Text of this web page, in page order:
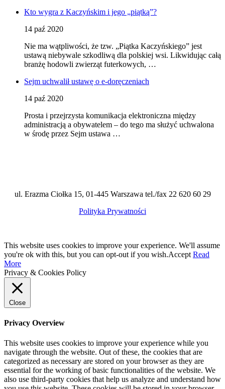
Kto wygra z Kaczyńskim i jego „piątką”?
14 paź 2020
Nie ma wątpliwości, że tzw. „Piątka Kaczyńskiego” jest
ustawą niebywale szkodliwą dla polskiej wsi. Likwidując całą
branżę hodowli zwierząt futerkowych, …
Sejm uchwalił ustawę o e-doręczeniach
14 paź 2020
Prosta i przejrzysta komunikacja elektroniczna między
administracją a obywatelem – do tego ma służyć uchwalona
w środę przez Sejm ustawa …
ul. Erazma Ciołka 15, 01-445 Warszawa tel./fax 22 620 60 29
Polityka Prywatności
This website uses cookies to improve your experience. We'll assume
you're ok with this, but you can opt-out if you wish.Accept Read
More
Privacy & Cookies Policy
Close
Privacy Overview
This website uses cookies to improve your experience while you
navigate through the website. Out of these, the cookies that are
categorized as necessary are stored on your browser as they are
essential for the working of basic functionalities of the website. We
also use third-party cookies that help us analyze and understand how